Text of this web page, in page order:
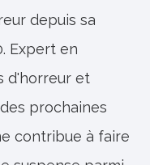
depuis sa
Expert en
d'horreur et
prochaines
contribue à faire